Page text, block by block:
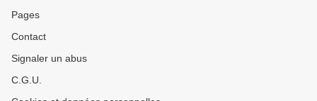
Pages
Contact
Signaler un abus
C.G.U.